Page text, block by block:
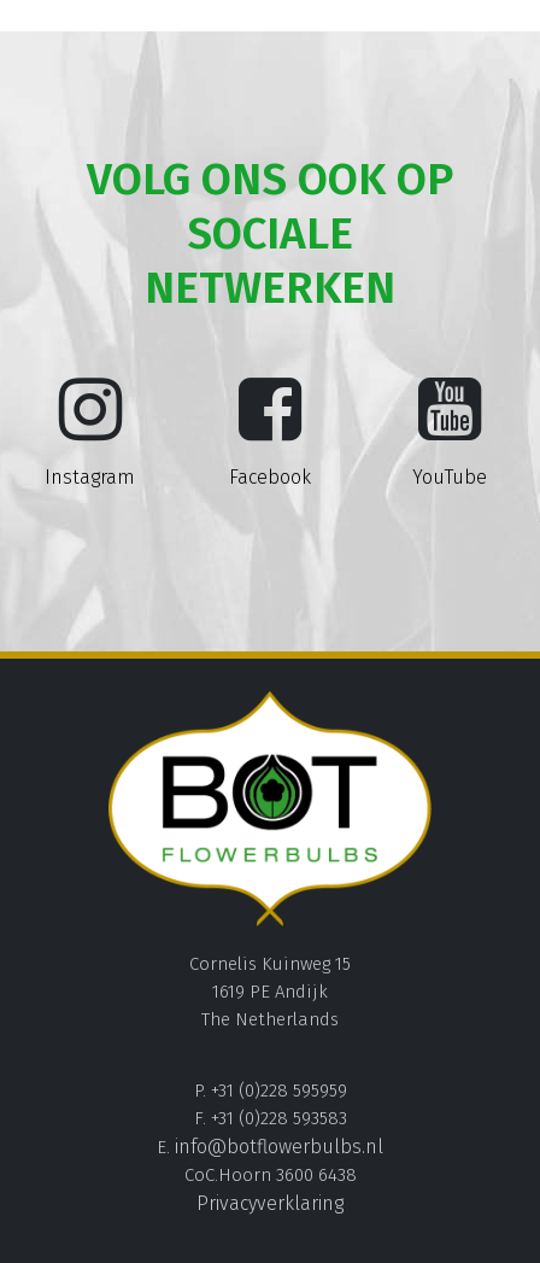
VOLG ONS OOK OP
SOCIALE
NETWERKEN
Instagram Facebook YouTube
Cornelis Kuinweg 15
1619 PE Andijk
The Netherlands
P. +31 (0)228 595959
F. +31 (0)228 593583
E. info@botflowerbulbs.nl
CoC.Hoorn 3600 6438
Privacyverklaring